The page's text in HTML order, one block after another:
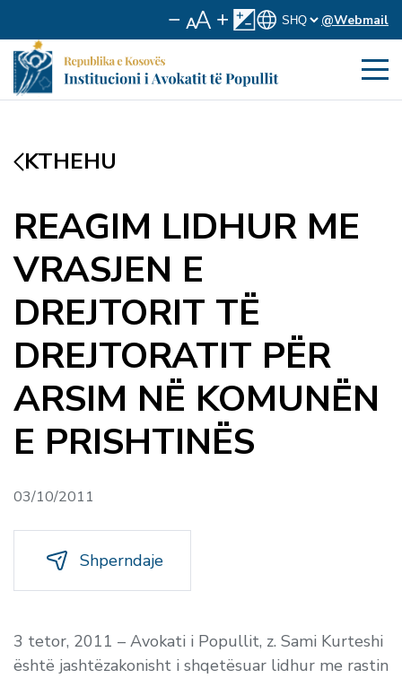
@Webmail
KTHEHU
REAGIM LIDHUR ME
VRASJEN E
DREJTORIT TË
DREJTORATIT PËR
ARSIM NË KOMUNËN
E PRISHTINËS
03/10/2011
Shperndaje
3 tetor, 2011 – Avokati i Popullit, z. Sami Kurteshi
është jashtëzakonisht i shqetësuar lidhur me rastin